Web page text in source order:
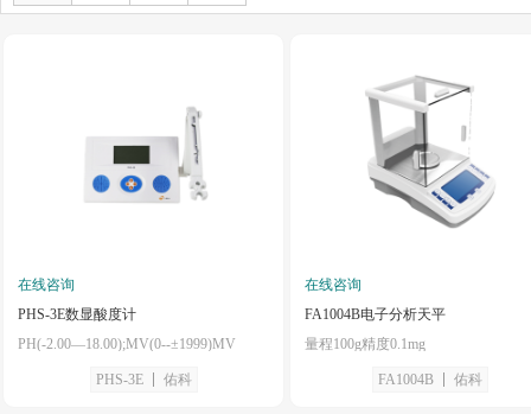
在线咨询
PHS-3E数显酸度计
PH(-2.00—18.00);MV(0--±1999)MV
PHS-3E 佑科
在线咨询
FA1004B电子分析天平
量程100g精度0.1mg
FA1004B 佑科